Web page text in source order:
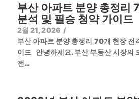
부산 아파트 분양 총정리
분석 및 필승 청약 가이드
2월 21, 2026 /
부산 아파트 분양 총정리 70개 현장 전
이드 안녕하세요. 부산 부동산 시장의
전…